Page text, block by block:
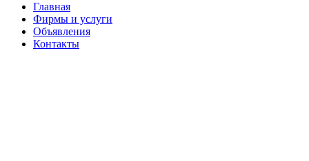
Главная
Фирмы и услуги
Объявления
Контакты